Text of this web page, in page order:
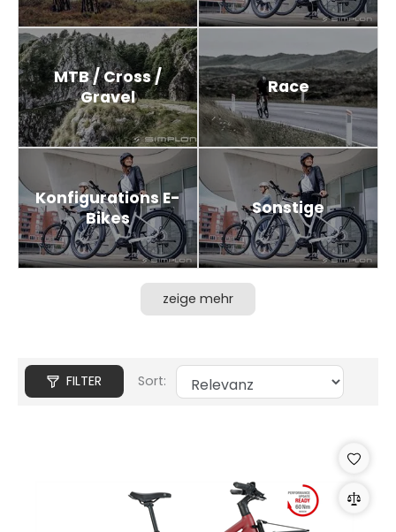
MTB / Cross /
Gravel
Race
Konfigurations E-
Bikes
Sonstige
zeige mehr
FILTER Sort: